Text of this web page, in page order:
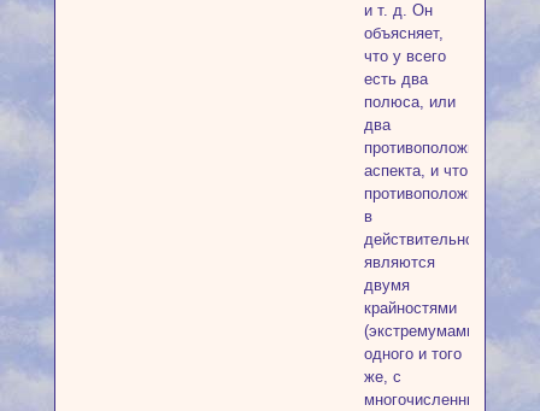
и т. д. Он
объясняет,
что у всего
есть два
полюса, или
два
противоположных
аспекта, и что
противоположности,
в
действительности,
являются
двумя
крайностями
(экстремумами)
одного и того
же, с
многочисленными